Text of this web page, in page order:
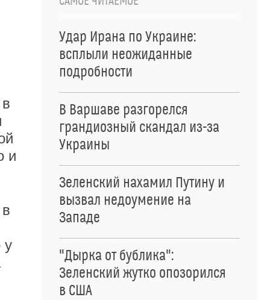
и
у
Удар Ирана по Украине:
всплыли неожиданные
подробности
В Варшаве разгорелся
грандиозный скандал из-за
Украины
Зеленский нахамил Путину и
вызвал недоумение на
Западе
"Дырка от бублика":
Зеленский жутко опозорился
в США